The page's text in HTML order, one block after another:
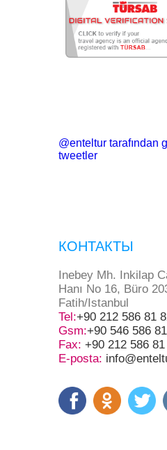
@enteltur tarafından
tweetler
КОНТАКТЫ
Inebey Mh. Inkilap
Hanı No 16, Büro
Fatih/Istanbul
Tel:+90 212 586 81
Gsm:+90 546 586
Fax: +90 212 586
E-posta: